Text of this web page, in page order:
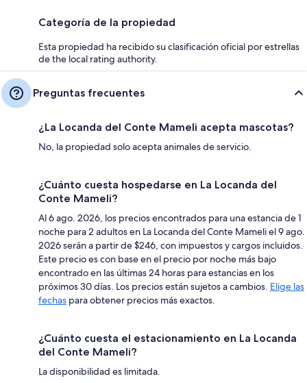
Categoría de la propiedad
Esta propiedad ha recibido su clasificación oficial por estrellas
de the local rating authority.
Preguntas frecuentes
¿La Locanda del Conte Mameli acepta mascotas?
No, la propiedad solo acepta animales de servicio.
¿Cuánto cuesta hospedarse en La Locanda del
Conte Mameli?
Al 6 ago. 2026, los precios encontrados para una estancia de 1
noche para 2 adultos en La Locanda del Conte Mameli el 9 ago.
2026 serán a partir de $246, con impuestos y cargos incluidos.
Este precio es con base en el precio por noche más bajo
encontrado en las últimas 24 horas para estancias en los
próximos 30 días. Los precios están sujetos a cambios. Elige las
fechas para obtener precios más exactos.
¿Cuánto cuesta el estacionamiento en La Locanda
del Conte Mameli?
La disponibilidad es limitada.